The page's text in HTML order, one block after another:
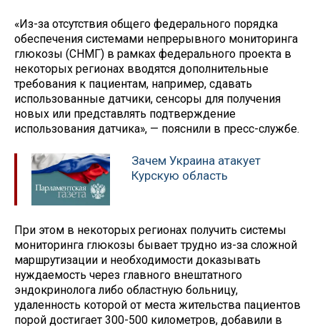
«Из-за отсутствия общего федерального порядка
обеспечения системами непрерывного мониторинга
глюкозы (СНМГ) в рамках федерального проекта в
некоторых регионах вводятся дополнительные
требования к пациентам, например, сдавать
использованные датчики, сенсоры для получения
новых или представлять подтверждение
использования датчика», — пояснили в пресс-службе.
Зачем Украина атакует
Курскую область
При этом в некоторых регионах получить системы
мониторинга глюкозы бывает трудно из-за сложной
маршрутизации и необходимости доказывать
нуждаемость через главного внештатного
эндокринолога либо областную больницу,
удаленность которой от места жительства пациентов
порой достигает 300-500 километров, добавили в